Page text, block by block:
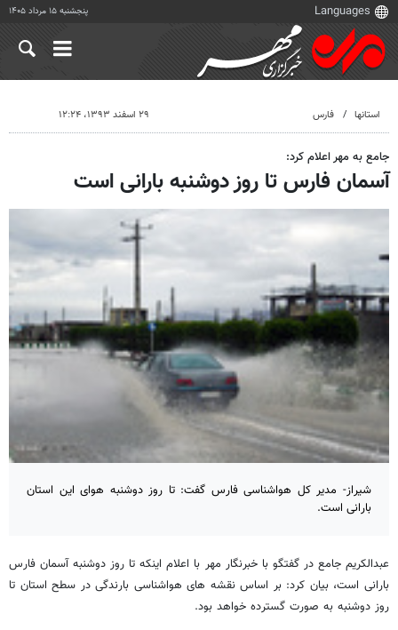
پنجشنبه ۱۵ مرداد ۱۴۰۵
استانها فارس ۲۹ اسفند ۱۳۹۳، ۱۲:۲۴
جامع به مهر اعلام کرد:
آسمان فارس تا روز دوشنبه بارانی است
شیراز- مدیر کل هواشناسی فارس گفت: تا روز دوشنبه هوای این استان
بارانی است.
عبدالکریم جامع در گفتگو با خبرنگار مهر با اعلام اینکه تا روز دوشنبه آسمان فارس
بارانی است، بیان کرد: بر اساس نقشه های هواشناسی بارندگی در سطح استان تا
روز دوشنبه به صورت گسترده خواهد بود.